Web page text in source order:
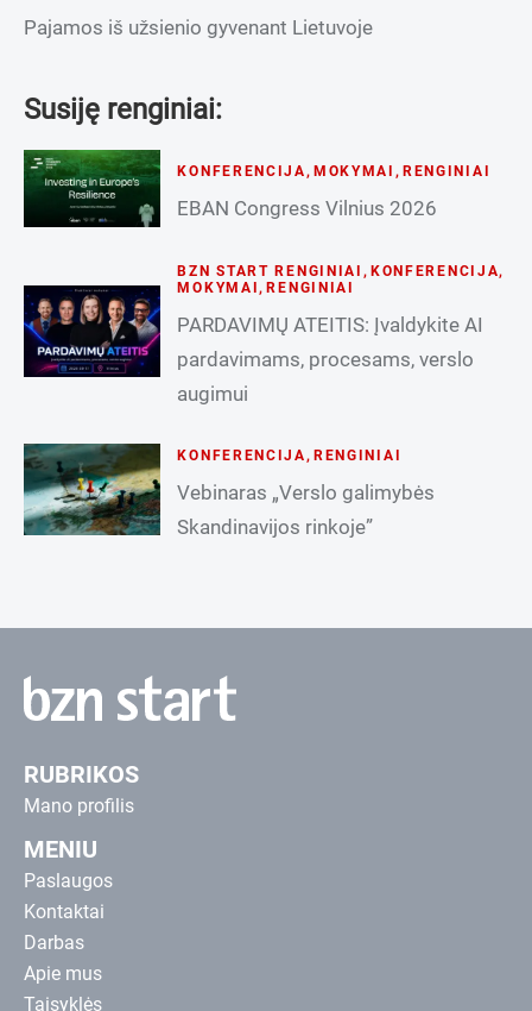
Pajamos iš užsienio gyvenant Lietuvoje
Susiję renginiai:
KONFERENCIJA , MOKYMAI , RENGINIAI
EBAN Congress Vilnius 2026
BZN START RENGINIAI , KONFERENCIJA,
MOKYMAI ,RENGINIAI
PARDAVIMŲ ATEITIS: Įvaldykite AI
pardavimams, procesams, verslo
augimui
KONFERENCIJA , RENGINIAI
Vebinaras „Verslo galimybės
Skandinavijos rinkoje”
RUBRIKOS
Mano profilis
MENIU
Paslaugos
Kontaktai
Darbas
Apie mus
Taisyklės